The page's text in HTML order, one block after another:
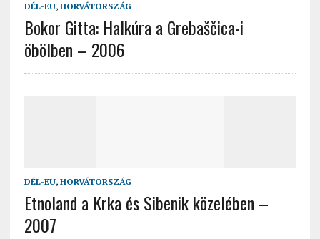
DÉL-EU, HORVÁTORSZÁG
Bokor Gitta: Halkúra a Grebaščica-i
öbölben – 2006
DÉL-EU, HORVÁTORSZÁG
Etnoland a Krka és Sibenik közelében –
2007